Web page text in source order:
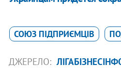
СОЮЗ ПІДПРИЄМЦІВ
ДЖЕРЕЛО: